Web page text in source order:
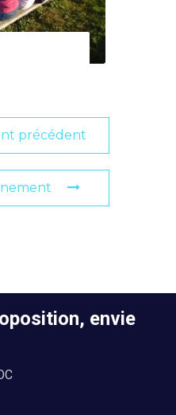
précédent
envie